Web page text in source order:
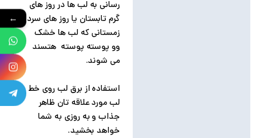
رسانی به لب ها در روز های
گرم تابستان یا روز های سرد
زمستانی که لب ها خشک
وو پوسته پوسته هتسند
می شوند.
استفاده از برق لب روی خط
لب مورد علاقه تان ظاهر
جذاب و به روزی به شما
خواهد بخشید.
←